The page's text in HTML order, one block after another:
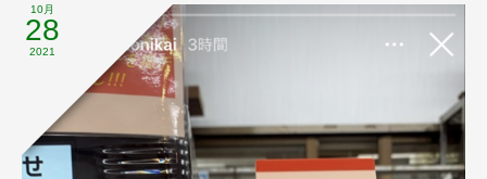
10月
28
2021